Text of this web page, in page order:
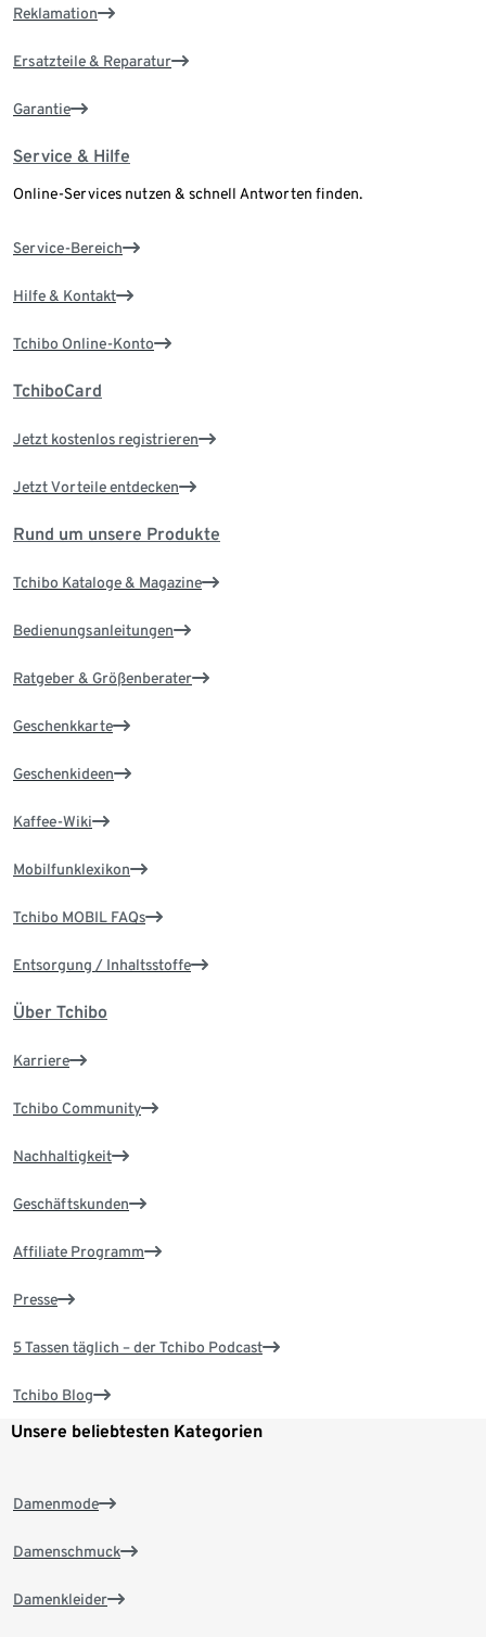
Reklamation
Ersatzteile & Reparatur
Garantie
Service & Hilfe
Online-Services nutzen & schnell Antworten finden.
Service-Bereich
Hilfe & Kontakt
Tchibo Online-Konto
TchiboCard
Jetzt kostenlos registrieren
Jetzt Vorteile entdecken
Rund um unsere Produkte
Tchibo Kataloge & Magazine
Bedienungsanleitungen
Ratgeber & Größenberater
Geschenkkarte
Geschenkideen
Kaffee-Wiki
Mobilfunklexikon
Tchibo MOBIL FAQs
Entsorgung / Inhaltsstoffe
Über Tchibo
Karriere
Tchibo Community
Nachhaltigkeit
Geschäftskunden
Affiliate Programm
Presse
5 Tassen täglich – der Tchibo Podcast
Tchibo Blog
Unsere beliebtesten Kategorien
Damenmode
Damenschmuck
Damenkleider